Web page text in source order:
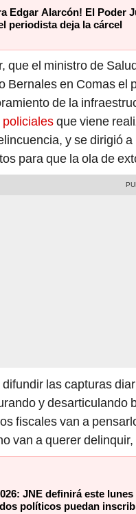
Edgar Alarcón! El Poder
periodista deja la cárcel
que el ministro de
Bernales en Comas el
de la
que viene
y se dirigió
para que la ola de
las capturas
y desarticulando
fiscales van a
van a querer
JNE definirá este
políticos puedan